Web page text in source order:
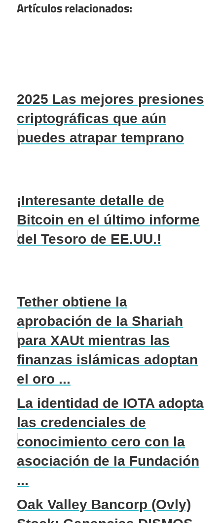
Artículos relacionados:
2025 Las mejores presiones
criptográficas que aún
puedes atrapar temprano
¡Interesante detalle de
Bitcoin en el último informe
del Tesoro de EE.UU.!
Tether obtiene la
aprobación de la Shariah
para XAUt mientras las
finanzas islámicas adoptan
el oro ...
La identidad de IOTA adopta
las credenciales de
conocimiento cero con la
asociación de la Fundación
...
Oak Valley Bancorp (Ovly)